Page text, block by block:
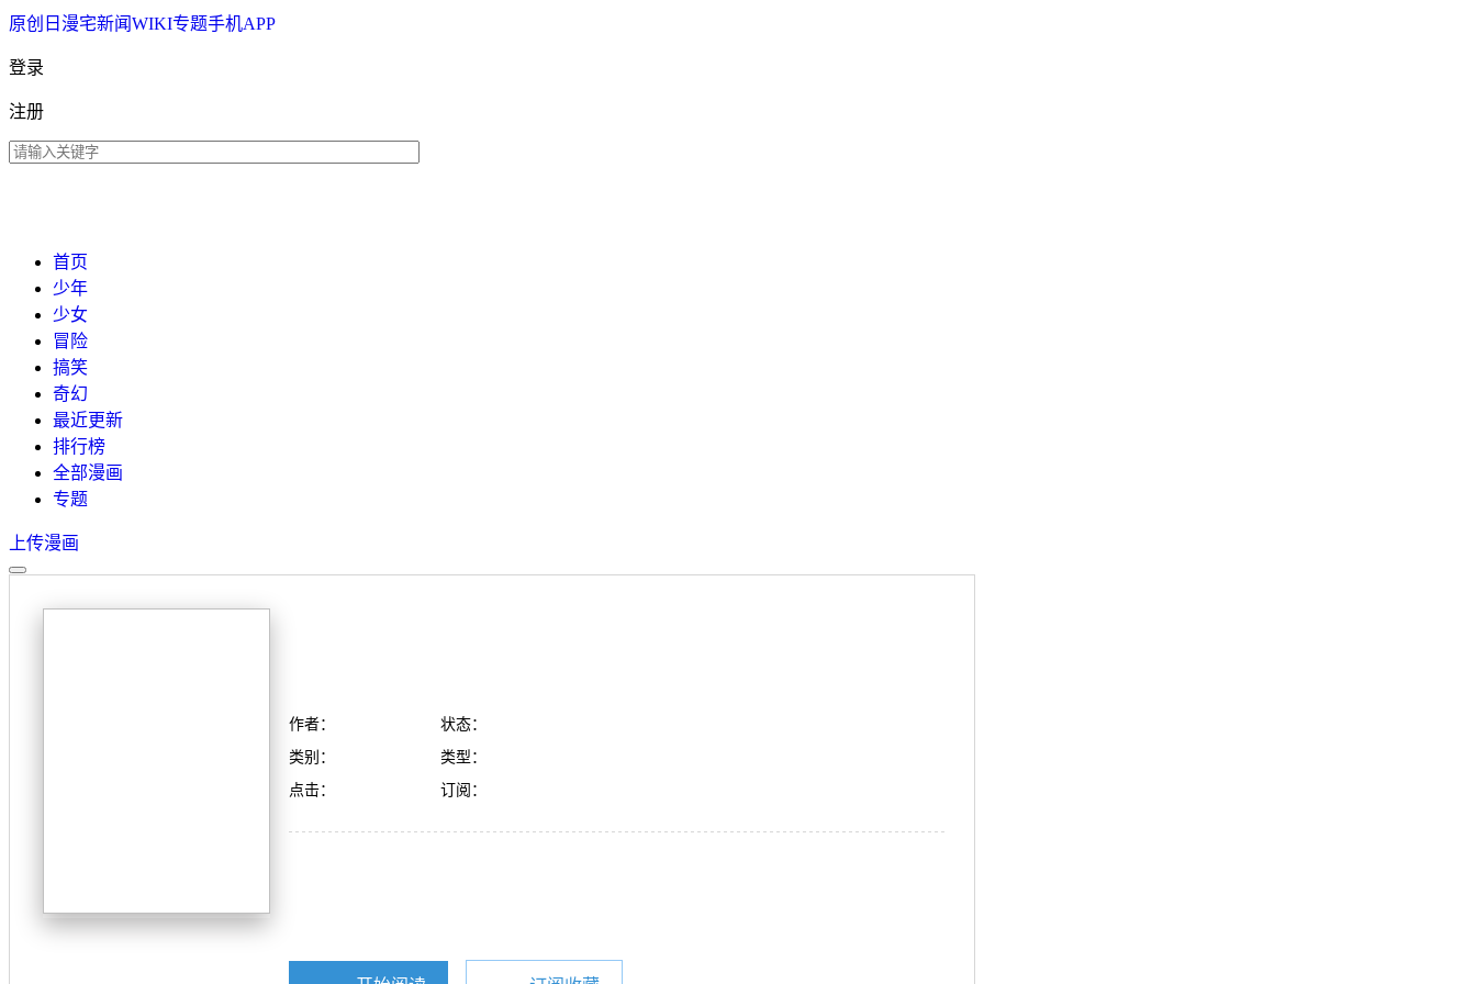
原创 日漫宅新闻WIKI专题手机APP
登录
注册
首页
少年
少女
冒险
搞笑
奇幻
最近更新
排行榜
全部漫画
专题
上传漫画
作者：
状态：
类别：
类型：
点击：
订阅：